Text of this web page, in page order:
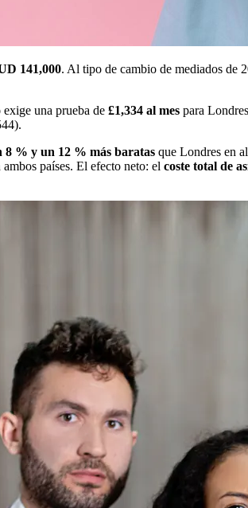
141,000. Al tipo de cambio de mediados de
una prueba de £1,334 al mes para
8 % y un 12 % más baratas que Londres en
países. El efecto neto: el coste total de